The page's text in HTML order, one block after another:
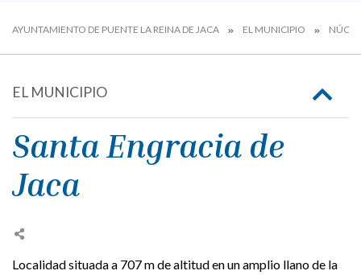
AYUNTAMIENTO DE PUENTE LA REINA DE JACA EL MUNICIPIO
EL MUNICIPIO
Santa Engracia de
Jaca
Localidad situada a 707 m de altitud en un amplio llano de la